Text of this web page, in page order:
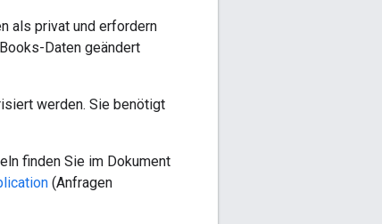
als privat und erfordern
Daten geändert
werden. Sie benötigt
finden Sie im Dokument
(Anfragen